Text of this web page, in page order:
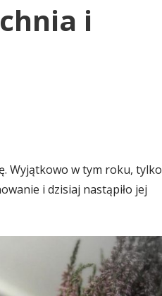
i
Wyjątkowo w tym roku, tylko
i dzisiaj nastąpiło jej